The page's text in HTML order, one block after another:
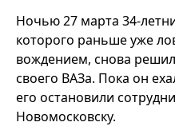
Ночью 27 марта 34-
которого раньше уже
вождением, снова
своего ВАЗа. Пока он
его остановили
Новомосковску.